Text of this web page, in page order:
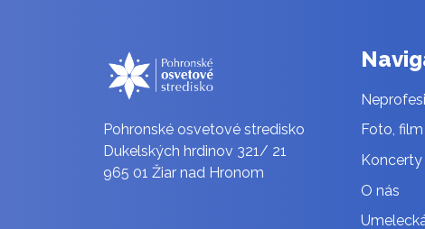
Pohronské osvetové stredisko
Dukelských hrdinov 321/ 21
965 01 Žiar nad Hronom
Foto, film
Koncerty
O nás